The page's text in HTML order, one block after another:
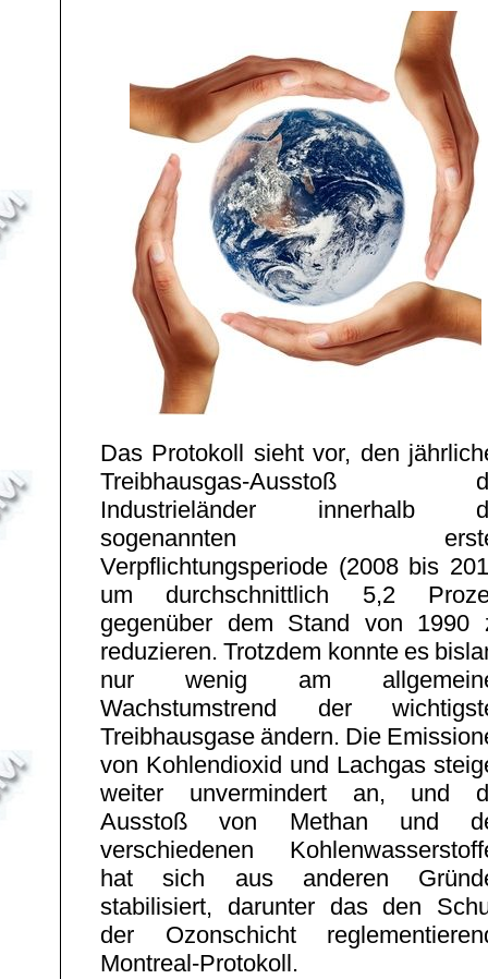
Das Protokoll sieht vor, den
Treibhausgas-Ausstoß
Industrieländer innerhalb
sogenannten
Verpflichtungsperiode (2008 bis
um durchschnittlich 5,2
gegenüber dem Stand von 1990
reduzieren. Trotzdem konnte es
nur wenig am
Wachstumstrend der
Treibhausgase ändern. Die
von Kohlendioxid und Lachgas
weiter unvermindert an, und
Ausstoß von Methan und
verschiedenen
hat sich aus anderen
stabilisiert, darunter das den
der Ozonschicht
Montreal-Protokoll.